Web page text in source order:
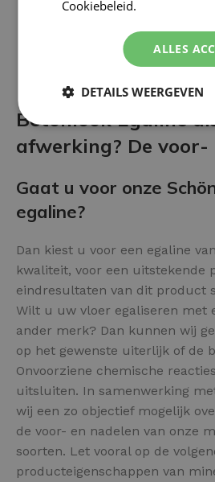
Betonlook Egaline
afwerking? De voor-
Gaat u voor onze
egaline?
Dan kiest u voor een egaline
kwaliteit, voor een uitstekende
eindresultaten van dit product
Wilt u uw vloer egaliseren met
ander merk? Dan kunnen wij
op het gewenste uiterlijk of de
Onvoorziene chemische
uitsluiten. In samenwerking
wij een zo objectief mogelijk
de voor- en nadelen van onze
soorten. Let vooral op de
producteigenschappen van
Cookiebeleid.
ALLES
DETAILS WEERGEVEN